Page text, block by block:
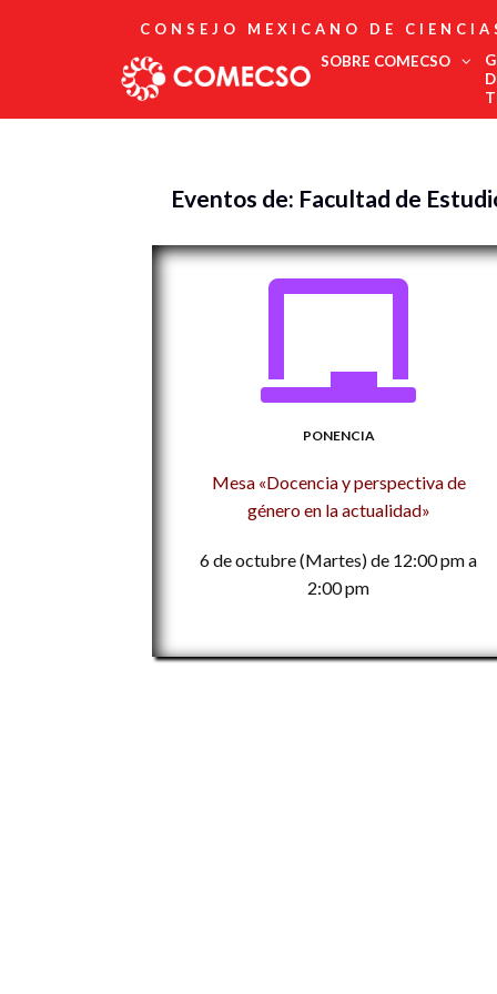
CONSEJO MEXICANO DE
SOBRE COMECSO
Directorio
Fundadores
Comité Editorial
Eventos de: Facultad de
PONENCIA
Mesa «Docencia y perspectiva de
género en la actualidad»
6 de octubre (Martes) de 12:00 pm a
2:00 pm